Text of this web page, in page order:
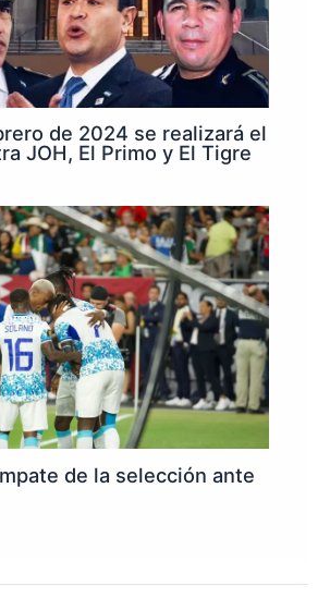
de 2024 se realizará el
JOH, El Primo y El Tigre
de la selección ante